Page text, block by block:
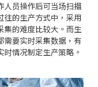
人员操作后可当场扫描
往的生产方式中，采用
集的难度比较大。而生
需要实时采集数据，有
情况制定生产策略。